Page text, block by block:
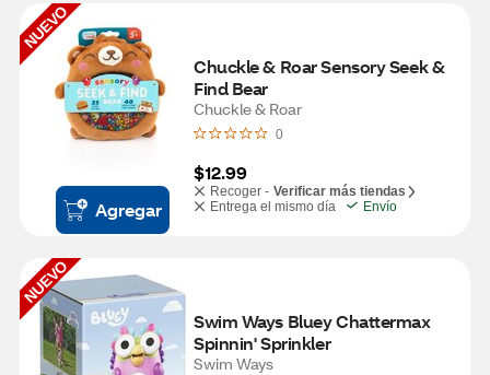
NUEVO
Agregar
Chuckle & Roar Sensory Seek &
Find Bear
Chuckle & Roar
0
$12.99
Recoger - Verificar más tiendas
Entrega el mismo día
Envío
NUEVO
Swim Ways Bluey Chattermax
Spinnin' Sprinkler
Swim Ways